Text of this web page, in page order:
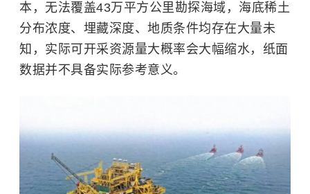
本，无法覆盖43万平方公里勘探海域，海底稀土
分布浓度、埋藏深度、地质条件均存在大量未
知，实际可开采资源量大概率会大幅缩水，纸面
数据并不具备实际参考意义。